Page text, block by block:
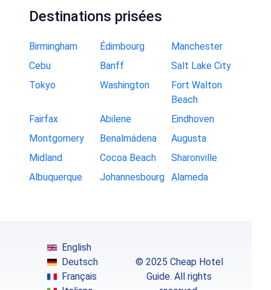
Destinations prisées
Birmingham Édimbourg
Manchester
Cebu
Banff
Salt Lake City
Tokyo
Washington
Fort Walton
Beach
Fairfax
Abilene
Eindhoven
Montgomery
Benalmádena
Augusta
Midland
Cocoa Beach
Sharonville
Albuquerque
Johannesbourg Alameda
English
Deutsch
Français
© 2025 Cheap Hotel
Guide. All rights